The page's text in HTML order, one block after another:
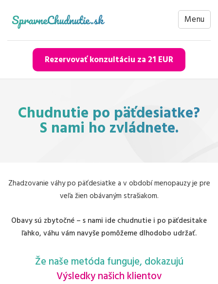
Menu
Rezervovať konzultáciu za 21 EUR
Chudnutie po päťdesiatke?
S nami ho zvládnete.
Zhadzovanie váhy po päťdesiatke a v období menopauzy je pre
veľa žien obávaným strašiakom.
Obavy sú zbytočné – s nami ide chudnutie i po päťdesitake
ľahko, váhu vám navyše pomôžeme dlhodobo udržať.
Že naše metóda funguje, dokazujú
Výsledky našich klientov